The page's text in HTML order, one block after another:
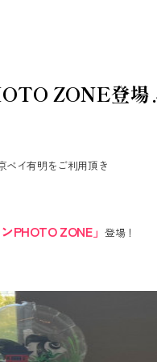
ZONE登場
ベイ有明をご利用頂き
PHOTO ZONE」登場！